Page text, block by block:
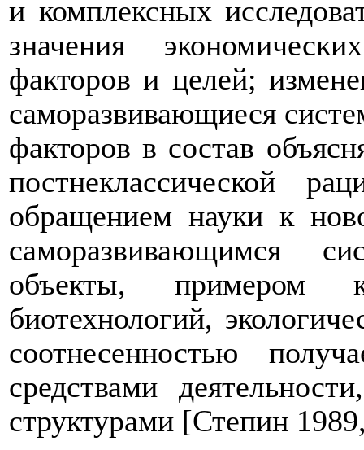
и комплексных
значения
факторов и целей;
саморазвивающиеся
факторов в состав
постнеклассической
обращением науки к
саморазвивающимся
объекты, примером
биотехнологий,
соотнесенностью
средствами
структурами [Степин